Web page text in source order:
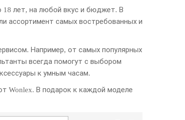
18 лет, на любой вкус и бюджет. В
ассортимент самых востребованных и
Например, от самых популярных
всегда помогут с выбором
к умным часам.
Wonlex. В подарок к каждой моделе